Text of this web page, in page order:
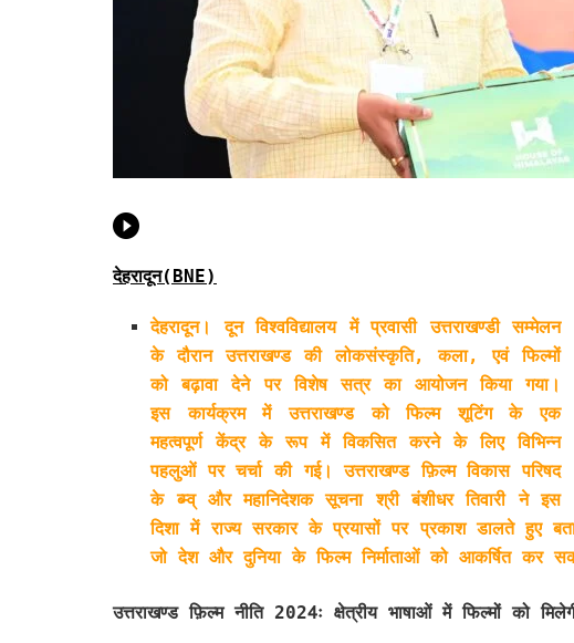
देहरादून(BNE)
देहरादून। दून विश्वविद्यालय में प्रवासी उत्तराखण्डी सम्मेलन
के दौरान उत्तराखण्ड की लोकसंस्कृति, कला, एवं फिल्मों
को बढ़ावा देने पर विशेष सत्र का आयोजन किया गया।
इस कार्यक्रम में उत्तराखण्ड को फिल्म शूटिंग के एक
महत्वपूर्ण केंद्र के रूप में विकसित करने के लिए विभिन्न
पहलुओं पर चर्चा की गई। उत्तराखण्ड फ़िल्म विकास परिषद
के ब्म्व् और महानिदेशक सूचना श्री बंशीधर तिवारी ने इस
दिशा में राज्य सरकार के प्रयासों पर प्रकाश डालते हुए
जो देश और दुनिया के फिल्म निर्माताओं को आकर्षित कर
उत्तराखण्ड फ़िल्म नीति 2024ः क्षेत्रीय भाषाओं में फिल्मों को